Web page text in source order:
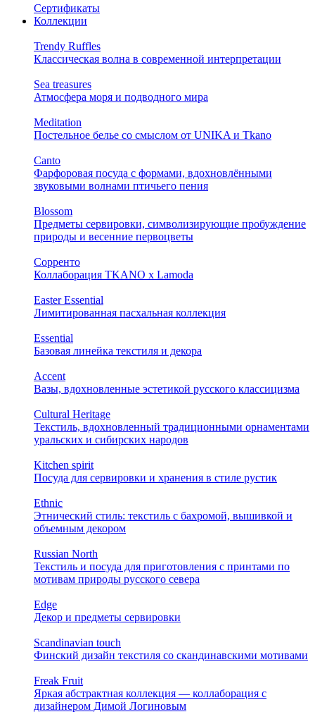
Сертификаты
Коллекции
Trendy Ruffles
Классическая волна в современной интерпретации
Sea treasures
Атмосфера моря и подводного мира
Meditation
Постельное белье со смыслом от UNIKA и Tkano
Canto
Фарфоровая посуда с формами, вдохновлёнными
звуковыми волнами птичьего пения
Blossom
Предметы сервировки, символизирующие пробуждение
природы и весенние первоцветы
Сорренто
Коллаборация TKANO х Lamoda
Easter Essential
Лимитированная пасхальная коллекция
Essential
Базовая линейка текстиля и декора
Accent
Вазы, вдохновленные эстетикой русского классицизма
Cultural Heritage
Текстиль, вдохновленный традиционными орнаментами
уральских и сибирских народов
Kitchen spirit
Посуда для сервировки и хранения в стиле рустик
Ethnic
Этнический стиль: текстиль с бахромой, вышивкой и
объемным декором
Russian North
Текстиль и посуда для приготовления с принтами по
мотивам природы русского севера
Edge
Декор и предметы сервировки
Scandinavian touch
Финский дизайн текстиля со скандинавскими мотивами
Freak Fruit
Яркая абстрактная коллекция — коллаборация с
дизайнером Димой Логиновым